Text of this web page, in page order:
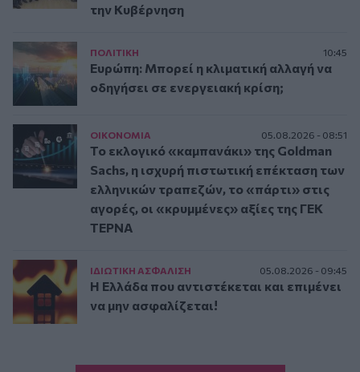
την Κυβέρνηση
ΠΟΛΙΤΙΚΗ 10:45
Ευρώπη: Μπορεί η κλιματική αλλαγή να
οδηγήσει σε ενεργειακή κρίση;
ΟΙΚΟΝΟΜΙΑ 05.08.2026 - 08:51
Το εκλογικό «καμπανάκι» της Goldman
Sachs, η ισχυρή πιστωτική επέκταση των
ελληνικών τραπεζών, το «πάρτι» στις
αγορές, οι «κρυμμένες» αξίες της ΓΕΚ
ΤΕΡΝΑ
ΙΔΙΩΤΙΚΗ ΑΣΦAΛΙΣΗ 05.08.2026 - 09:45
Η Ελλάδα που αντιστέκεται και επιμένει
να μην ασφαλίζεται!